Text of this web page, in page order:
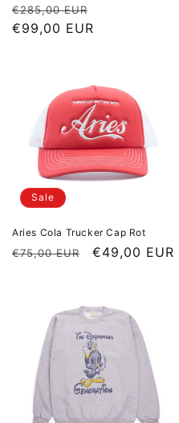
Normaler Preis
€285,00 EUR
€99,00 EUR
Sale
Aries Cola Trucker Cap Rot
Normaler Preis
€75,00 EUR Sale Preis
€49,00 EUR